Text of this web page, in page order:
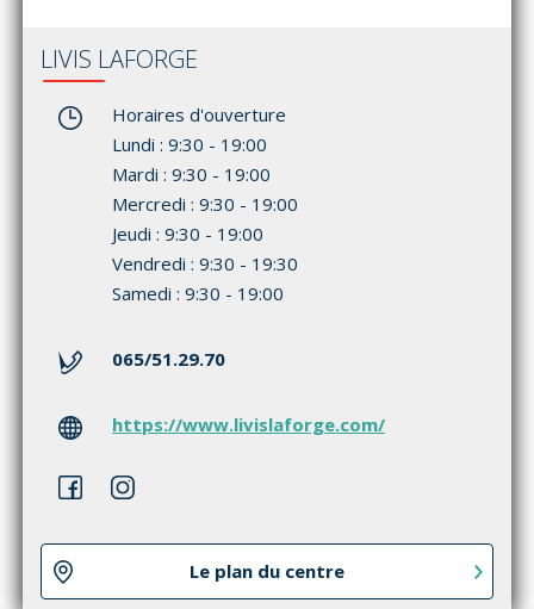
LIVIS LAFORGE
Horaires d'ouverture
Lundi : 9:30 - 19:00
Mardi : 9:30 - 19:00
Mercredi : 9:30 - 19:00
Jeudi : 9:30 - 19:00
Vendredi : 9:30 - 19:30
Samedi : 9:30 - 19:00
065/51.29.70
https://www.livislaforge.com/
Le plan du centre